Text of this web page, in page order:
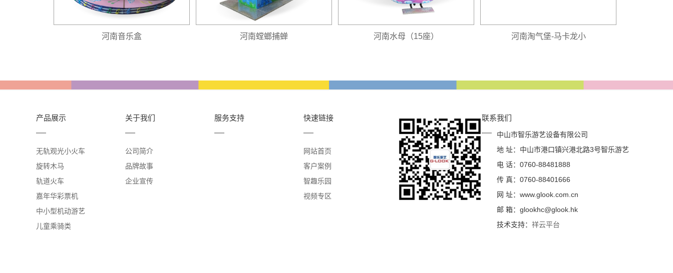
河南音乐盒 河南螳螂捕蝉 河南水母（15座） 河南淘气堡-马卡龙小
产品展示
无轨观光小火车
旋转木马
轨道火车
嘉年华彩票机
中小型机动游艺
儿童乘骑类
关于我们
公司简介
品牌故事
企业宣传
服务支持 快速链接
网站首页
客户案例
智趣乐园
视频专区
联系我们
中山市智乐游艺设备有限公司
地 址：中山市港口镇兴港北路3号智乐游艺
电 话：0760-88481888
传 真：0760-88401666
网 址：www.glook.com.cn
邮 箱：glookhc@glook.hk
技术支持： 祥云平台